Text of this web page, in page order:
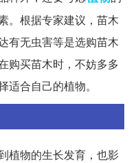
。根据专家建议，苗木
有无虫害等是选购苗木
购买苗木时，不妨多多
合自己的植物。
植物的生长发育，也影